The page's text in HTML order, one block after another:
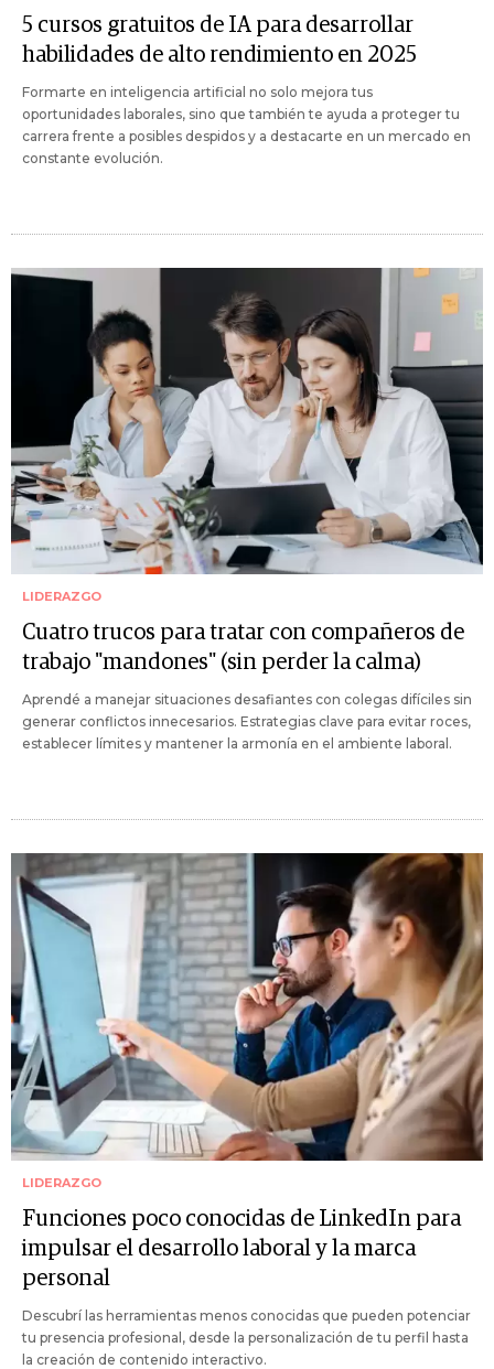
5 cursos gratuitos de IA para desarrollar
habilidades de alto rendimiento en 2025
Formarte en inteligencia artificial no solo mejora tus
oportunidades laborales, sino que también te ayuda a proteger tu
carrera frente a posibles despidos y a destacarte en un mercado en
constante evolución.
LIDERAZGO
Cuatro trucos para tratar con compañeros de
trabajo "mandones" (sin perder la calma)
Aprendé a manejar situaciones desafiantes con colegas difíciles sin
generar conflictos innecesarios. Estrategias clave para evitar roces,
establecer límites y mantener la armonía en el ambiente laboral.
LIDERAZGO
Funciones poco conocidas de LinkedIn para
impulsar el desarrollo laboral y la marca
personal
Descubrí las herramientas menos conocidas que pueden potenciar
tu presencia profesional, desde la personalización de tu perfil hasta
la creación de contenido interactivo.